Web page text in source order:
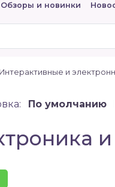
Обзоры и новинки
Интерактивные и
По умолчанию
и